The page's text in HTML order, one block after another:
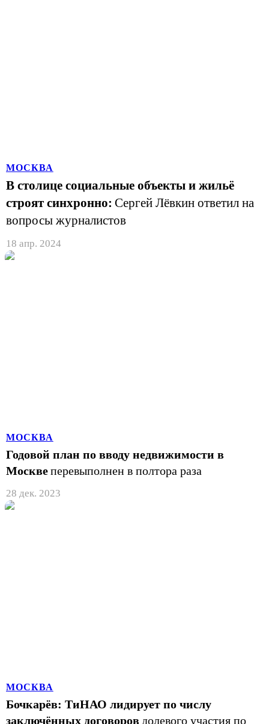
МОСКВА
В столице социальные объекты и жильё
строят синхронно: Сергей Лёвкин ответил на
вопросы журналистов
18 апр. 2024
МОСКВА
Годовой план по вводу недвижимости в
Москвеперевыполнен в полтора раза
28 дек. 2023
МОСКВА
Бочкарёв: ТиНАО лидирует по числу
заключённых договоров долевого участия по